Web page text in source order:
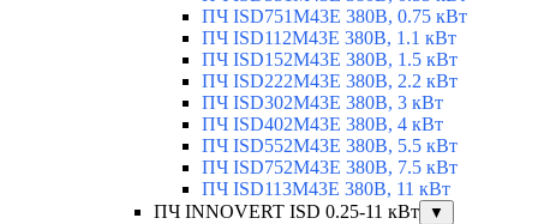
ПЧ ISD751M43E 380В, 0.75 кВт
ПЧ ISD112M43E 380В, 1.1 кВт
ПЧ ISD152M43E 380В, 1.5 кВт
ПЧ ISD222M43E 380В, 2.2 кВт
ПЧ ISD302M43E 380В, 3 кВт
ПЧ ISD402M43E 380В, 4 кВт
ПЧ ISD552M43E 380В, 5.5 кВт
ПЧ ISD752M43E 380В, 7.5 кВт
ПЧ ISD113M43E 380В, 11 кВт
ПЧ INNOVERT ISD 0.25-11 кВт
▼